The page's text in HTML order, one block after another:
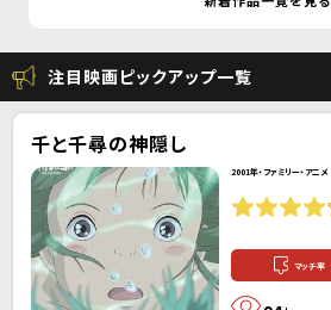
注目映画ピックアップ一覧
千と千尋の神隠し
2001年・ファミリー・アニメ
マッチ率